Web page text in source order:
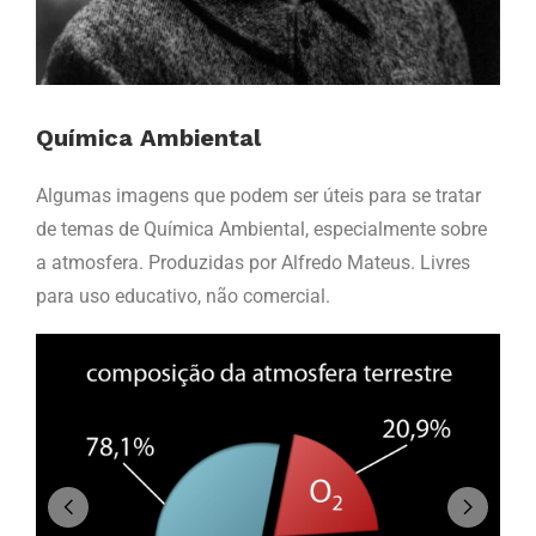
Química Ambiental
Algumas imagens que podem ser úteis para se tratar
de temas de Química Ambiental, especialmente sobre
a atmosfera. Produzidas por Alfredo Mateus. Livres
para uso educativo, não comercial.